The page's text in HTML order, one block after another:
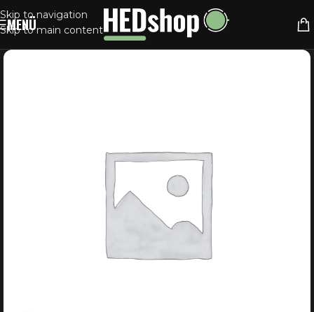
Skip to navigation
Skip to main content
MENÜ